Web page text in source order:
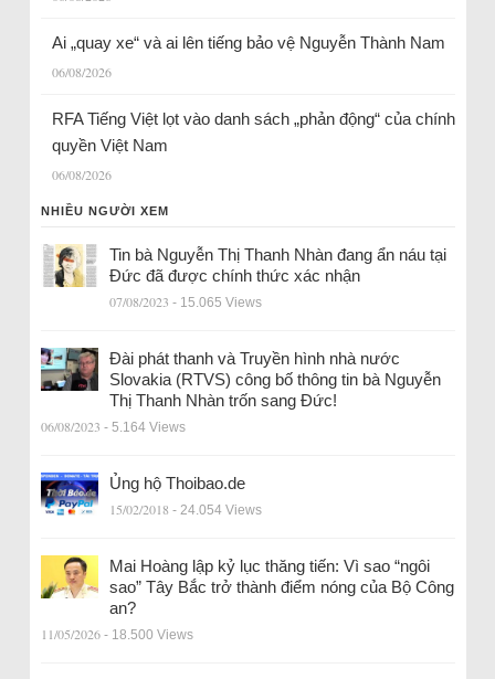
Ai „quay xe“ và ai lên tiếng bảo vệ Nguyễn Thành Nam
06/08/2026
RFA Tiếng Việt lọt vào danh sách „phản động“ của chính
quyền Việt Nam
06/08/2026
NHIỀU NGƯỜI XEM
Tin bà Nguyễn Thị Thanh Nhàn đang ẩn náu tại
Đức đã được chính thức xác nhận
07/08/2023 - 15.065 Views
Đài phát thanh và Truyền hình nhà nước
Slovakia (RTVS) công bố thông tin bà Nguyễn
Thị Thanh Nhàn trốn sang Đức!
06/08/2023 - 5.164 Views
Ủng hộ Thoibao.de
15/02/2018 - 24.054 Views
Mai Hoàng lập kỷ lục thăng tiến: Vì sao “ngôi
sao” Tây Bắc trở thành điểm nóng của Bộ Công
an?
11/05/2026 - 18.500 Views